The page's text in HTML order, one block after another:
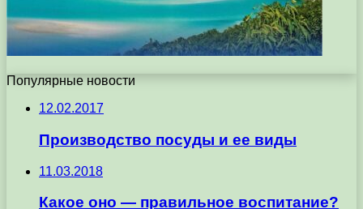
Популярные новости
12.02.2017
Производство посуды и ее виды
11.03.2018
Какое оно — правильное воспитание?